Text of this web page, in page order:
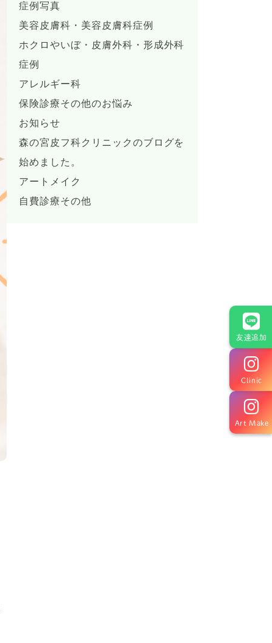
友達追加
Clinic
Art Make
症例写真
美容皮膚科・美容皮膚科症例
ホクロやいぼ・皮膚外科・形成外科
症例
アレルギー科
保険診療その他のお悩み
お知らせ
森の宮皮フ科クリニックのブログを
始めました。
アートメイク
自費診療その他